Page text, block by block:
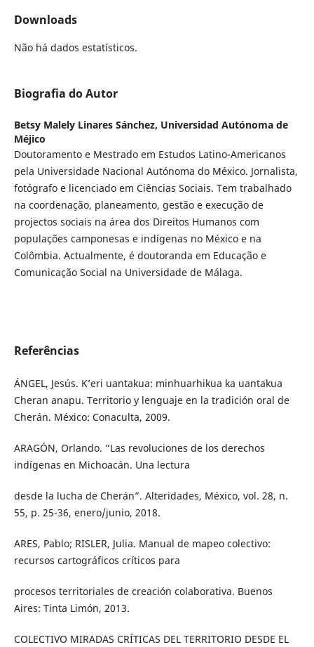
Downloads
Não há dados estatísticos.
Biografia do Autor
Betsy Malely Linares Sánchez, Universidad Autónoma de
Méjico
Doutoramento e Mestrado em Estudos Latino-Americanos
pela Universidade Nacional Autónoma do México. Jornalista,
fotógrafo e licenciado em Ciências Sociais. Tem trabalhado
na coordenação, planeamento, gestão e execução de
projectos sociais na área dos Direitos Humanos com
populações camponesas e indígenas no México e na
Colômbia. Actualmente, é doutoranda em Educação e
Comunicação Social na Universidade de Málaga.
Referências
ÁNGEL, Jesús. K’eri uantakua: minhuarhikua ka uantakua
Cheran anapu. Territorio y lenguaje en la tradición oral de
Cherán. México: Conaculta, 2009.
ARAGÓN, Orlando. “Las revoluciones de los derechos
indígenas en Michoacán. Una lectura
desde la lucha de Cherán”. Alteridades, México, vol. 28, n.
55, p. 25-36, enero/junio, 2018.
ARES, Pablo; RISLER, Julia. Manual de mapeo colectivo:
recursos cartográficos críticos para
procesos territoriales de creación colaborativa. Buenos
Aires: Tinta Limón, 2013.
COLECTIVO MIRADAS CRÍTICAS DEL TERRITORIO DESDE EL